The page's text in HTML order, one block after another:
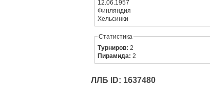
12.06.1957
Финляндия
Хельсинки
Статистика
Турниров:2
Пирамида:2
ЛЛБ ID: 1637480